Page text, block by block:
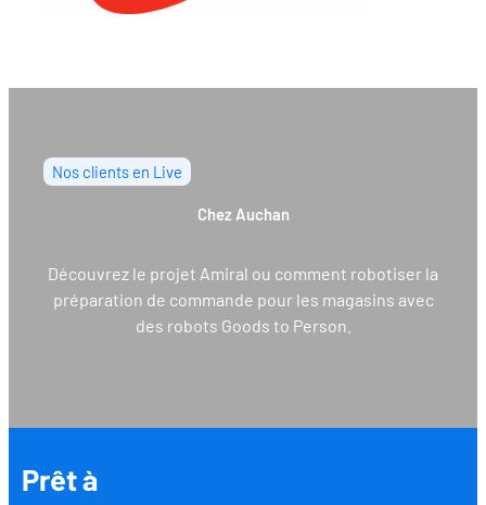
Nos clients en Live
Chez Auchan
Découvrez le projet Amiral ou comment robotiser la
préparation de commande pour les magasins avec
des robots Goods to Person.
Prêt à